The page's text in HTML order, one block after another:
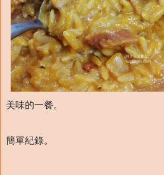
美味的一餐。
簡單紀錄。